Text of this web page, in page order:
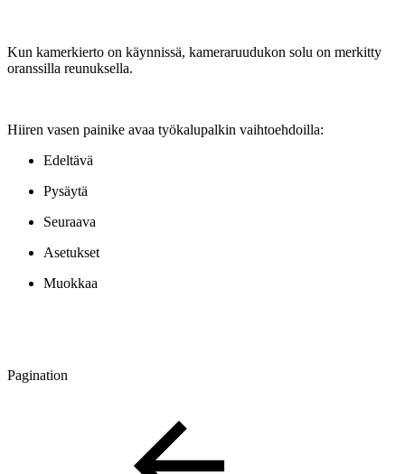
Kun kamerkierto on käynnissä, kameraruudukon solu on merkitty
oranssilla reunuksella.
Hiiren vasen painike avaa työkalupalkin vaihtoehdoilla:
Edeltävä
Pysäytä
Seuraava
Asetukset
Muokkaa
Pagination